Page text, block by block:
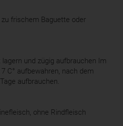
frischem Baguette oder
und zügig aufbrauchen Im
C° aufbewahren, nach dem
aufbrauchen.
ohne Rindfleisch